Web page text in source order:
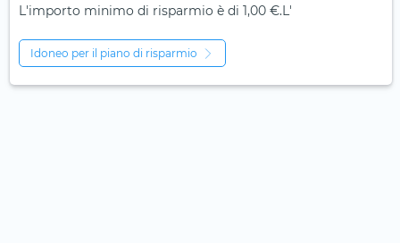
L'importo minimo di risparmio è di 1,00 €.L'
Idoneo per il piano di risparmio